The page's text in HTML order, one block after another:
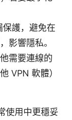
護，避免在
影響隱私。
需要連線的
VPN 軟體）
使用中更穩妥